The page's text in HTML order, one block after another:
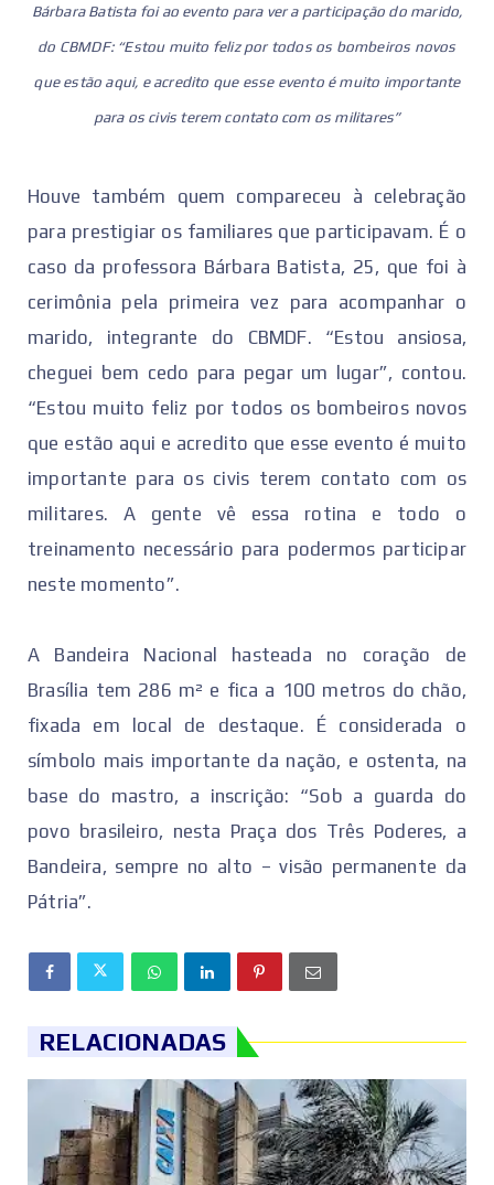
Bárbara Batista foi ao evento para ver a participação do marido,
do CBMDF: “Estou muito feliz por todos os bombeiros novos
que estão aqui, e acredito que esse evento é muito importante
para os civis terem contato com os militares”
Houve também quem compareceu à celebração
para prestigiar os familiares que participavam. É o
caso da professora Bárbara Batista, 25, que foi à
cerimônia pela primeira vez para acompanhar o
marido, integrante do CBMDF. “Estou ansiosa,
cheguei bem cedo para pegar um lugar”, contou.
“Estou muito feliz por todos os bombeiros novos
que estão aqui e acredito que esse evento é muito
importante para os civis terem contato com os
militares. A gente vê essa rotina e todo o
treinamento necessário para podermos participar
neste momento”.
A Bandeira Nacional hasteada no coração de
Brasília tem 286 m² e fica a 100 metros do chão,
fixada em local de destaque. É considerada o
símbolo mais importante da nação, e ostenta, na
base do mastro, a inscrição: “Sob a guarda do
povo brasileiro, nesta Praça dos Três Poderes, a
Bandeira, sempre no alto – visão permanente da
Pátria”.
RELACIONADAS